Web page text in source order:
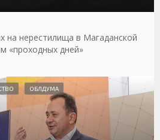
на нерестилища в Магаданской
«проходных дней»
ОБЛДУМА